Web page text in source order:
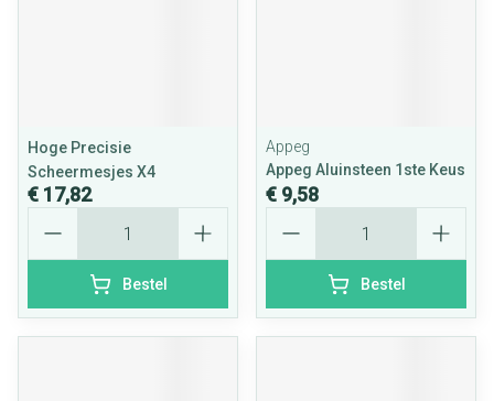
Hoge Precisie
Scheermesjes X4
€ 17,82
Bestel
Appeg
Appeg Aluinsteen 1ste Keus
€ 9,58
Bestel